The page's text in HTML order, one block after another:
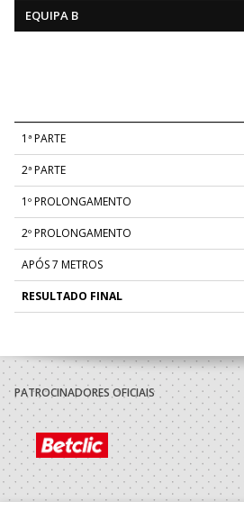
EQUIPA B
1ª PARTE
2ª PARTE
1º PROLONGAMENTO
2º PROLONGAMENTO
APÓS 7 METROS
RESULTADO FINAL
PATROCINADORES OFICIAIS